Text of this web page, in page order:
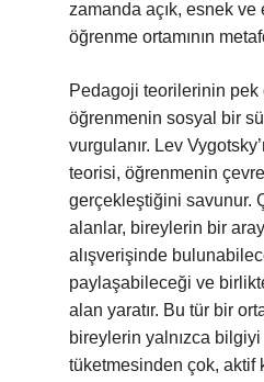
zamanda açık, esnek ve
öğrenme ortamının
Pedagoji teorilerinin pek
öğrenmenin sosyal bir
vurgulanır. Lev
teorisi, öğrenmenin
gerçekleştiğini savunur.
alanlar, bireylerin bir
alışverişinde
paylaşabileceği ve
alan yaratır. Bu tür bir
bireylerin yalnızca
tüketmesinden çok, aktif